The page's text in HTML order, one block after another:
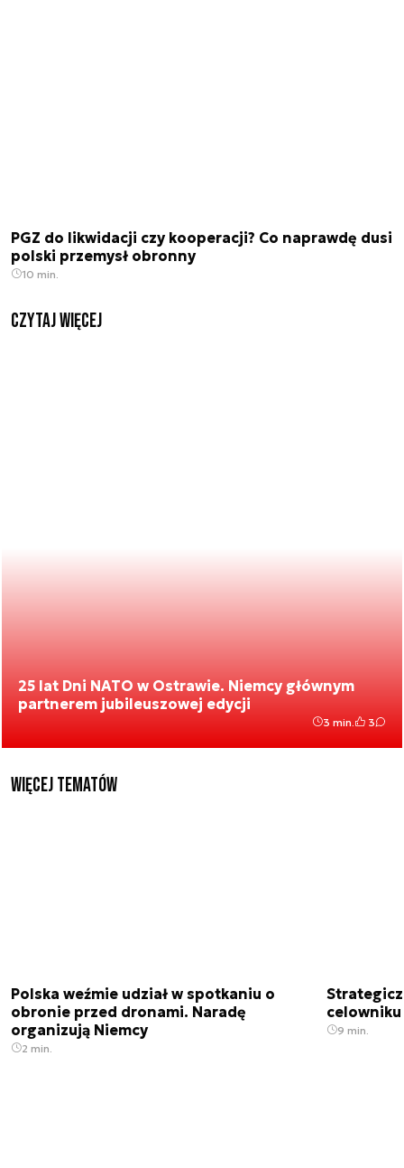
PGZ do likwidacji czy kooperacji? Co naprawdę dusi
polski przemysł obronny
10 min.
czytaj więcej
25 lat Dni NATO w Ostrawie. Niemcy głównym
partnerem jubileuszowej edycji
3 min. 3
Więcej tematów
Polska weźmie udział w spotkaniu o
obronie przed dronami. Naradę
organizują Niemcy
2 min.
9 min.